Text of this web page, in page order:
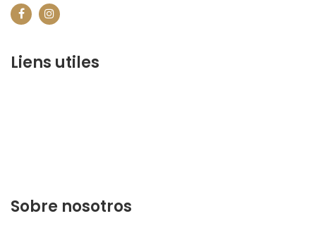
Liens utiles
Sobre nosotros